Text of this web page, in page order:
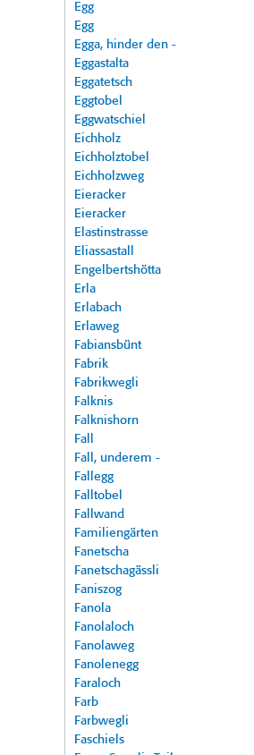
Egg
Egg
Egga, hinder den -
Eggastalta
Eggatetsch
Eggtobel
Eggwatschiel
Eichholz
Eichholztobel
Eichholzweg
Eieracker
Eieracker
Elastinstrasse
Eliassastall
Engelbertshötta
Erla
Erlabach
Erlaweg
Fabiansbünt
Fabrik
Fabrikwegli
Falknis
Falknishorn
Fall
Fall, underem -
Fallegg
Falltobel
Fallwand
Familiengärten
Fanetscha
Fanetschagässli
Faniszog
Fanola
Fanolaloch
Fanolaweg
Fanolenegg
Faraloch
Farb
Farbwegli
Faschiels